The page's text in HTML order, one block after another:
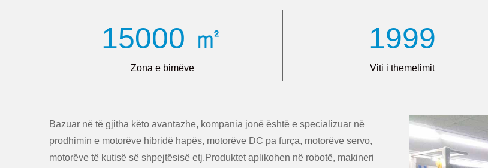
15000 ㎡
Zona e bimëve
1999
Viti i themelimit
Bazuar në të gjitha këto avantazhe, kompania jonë është e specializuar në
prodhimin e motorëve hibridë hapës, motorëve DC pa furça, motorëve servo,
motorëve të kutisë së shpejtësisë etj.Produktet aplikohen në robotë, makineri